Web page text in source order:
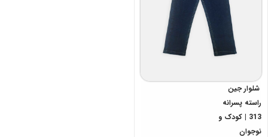
شلوار جین
راسته پسرانه
313 | کودک و
نوجوان